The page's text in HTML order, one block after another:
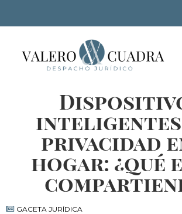
privacidad
hogar: ¿qué
GACETA JURÍDICA